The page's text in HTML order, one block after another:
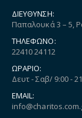
ΔΙΕΎΘΥΝΣΗ:
Παπαλουκά 3 – 5,
ΤΗΛΈΦΩΝΟ:
22410 24112
ΩΡΆΡΙΟ:
Δευτ - Σαβ/ 9:00 -
EMAIL: